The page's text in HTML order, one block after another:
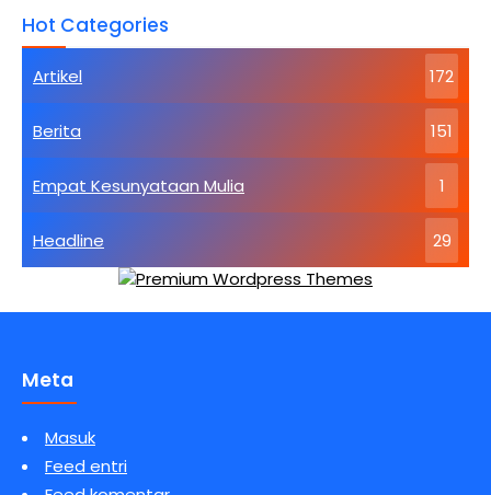
Tertinggi
Hot Categories
Artikel 172
Berita 151
Empat Kesunyataan Mulia 1
Headline 29
Meta
Masuk
Feed entri